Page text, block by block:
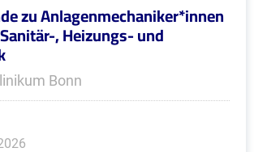
zu Anlagenmechaniker*innen
, Heizungs- und
Bonn